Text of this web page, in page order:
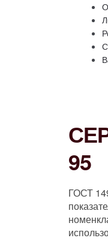
95
ГОСТ